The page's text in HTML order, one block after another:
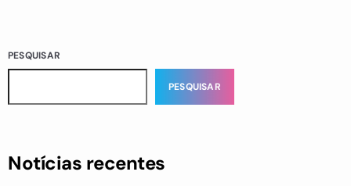
PESQUISAR
PESQUISAR
Notícias recentes